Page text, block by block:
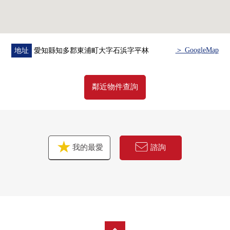
地址 愛知縣知多郡東浦町大字石浜字平林 ＞ GoogleMap
鄰近物件查詢
我的最愛 諮詢